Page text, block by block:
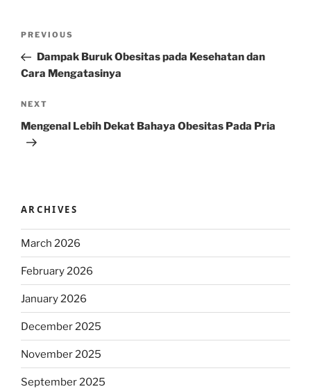
Previous
Post
PREVIOUS
Dampak Buruk Obesitas pada Kesehatan dan
Cara Mengatasinya
Next
Post
NEXT
Mengenal Lebih Dekat Bahaya Obesitas Pada Pria
ARCHIVES
March 2026
February 2026
January 2026
December 2025
November 2025
September 2025